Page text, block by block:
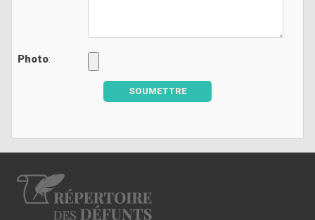
Photo:
SOUMETTRE